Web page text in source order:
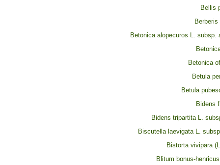
Bellis
Betonica alopecuros L. subsp.
Betonica
Betula
Betula
Bidens
Bidens tripartita L.
Biscutella laevigata L.
Bistorta vivipara
Blitum bonus-